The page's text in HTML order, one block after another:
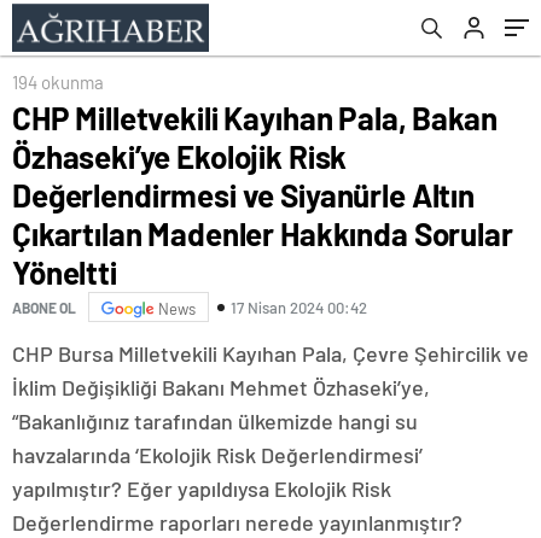
ve Siyanürle Altın Çıkartılan Madenler
Hakkında Sorular Yöneltti
194 okunma
CHP Milletvekili Kayıhan Pala, Bakan
Özhaseki’ye Ekolojik Risk
Değerlendirmesi ve Siyanürle Altın
Çıkartılan Madenler Hakkında Sorular
Yöneltti
ABONE OL News 17 Nisan 2024 00:42
CHP Bursa Milletvekili Kayıhan Pala, Çevre Şehircilik ve
İklim Değişikliği Bakanı Mehmet Özhaseki’ye,
“Bakanlığınız tarafından ülkemizde hangi su
havzalarında ‘Ekolojik Risk Değerlendirmesi’
yapılmıştır? Eğer yapıldıysa Ekolojik Risk
Değerlendirme raporları nerede yayınlanmıştır?